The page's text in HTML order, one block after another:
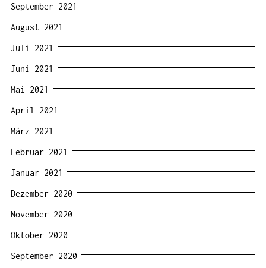
September 2021
August 2021
Juli 2021
Juni 2021
Mai 2021
April 2021
März 2021
Februar 2021
Januar 2021
Dezember 2020
November 2020
Oktober 2020
September 2020